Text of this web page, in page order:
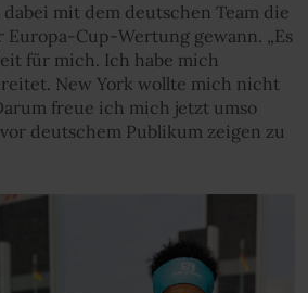
mit dem deutschen Team die
Europa-Cup-Wertung gewann. „Es
für mich. Ich habe mich
New York wollte mich nicht
freue ich mich jetzt umso
deutschem Publikum zeigen zu